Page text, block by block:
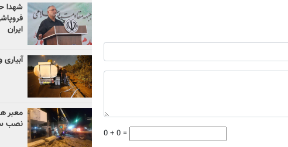
0 + 0 =
شهدا
ایران
آبیاری ویژه ۶۰۰ هکتار از
معبر
نصب